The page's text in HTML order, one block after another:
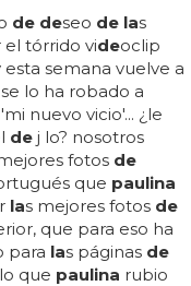
de deseo de las
el tórrido videoclip
semana vuelve a
lo ha robado a
'mi nuevo vicio'... ¿le
de j lo? nosotros
fotos de
que paulina
las mejores fotos de
que para eso ha
para las páginas de
lo que paulina rubio